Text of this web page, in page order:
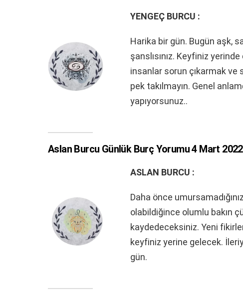
YENGEÇ BURCU :
Harika bir gün. Bugün aşk,
şanslısınız. Keyfiniz
insanlar sorun çıkarmak
pek takılmayın. Genel
yapıyorsunuz..
Aslan Burcu Günlük Burç Yorumu 4 Mart
ASLAN BURCU :
Daha önce
olabildiğince olumlu bakın
kaydedeceksiniz. Yeni
keyfiniz yerine gelecek.
gün.